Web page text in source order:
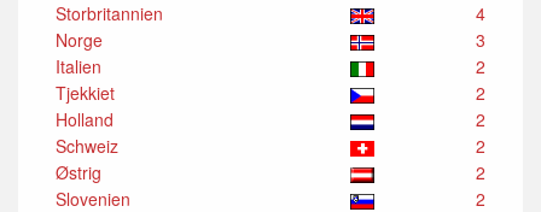
Storbritannien
4
Norge
3
Italien
2
Tjekkiet
2
Holland
2
Schweiz
2
Østrig
2
Slovenien
2